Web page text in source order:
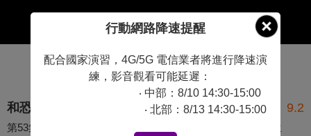
和恐龍戴諾學習 第二季 9.2
第53集 特別的返校日-在遊樂場跟戴諾、戴娜一起學習數位
行動網路降速提醒
配合國家演習，4G/5G 電信業者將進行降速演
練，影音觀看可能延遲：
‧ 中部：8/10 14:30-15:00
‧ 北部：8/13 14:30-15:00